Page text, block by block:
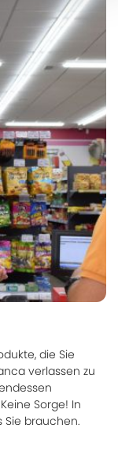
die Sie
verlassen zu
Sorge! In
Sie brauchen.